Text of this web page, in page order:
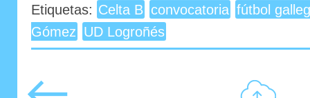
Etiquetas: Celta B convocatoria fútbol
Gómez UD Logroñés